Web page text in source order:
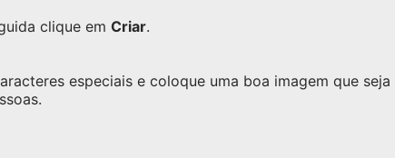
clique em Criar.
especiais e coloque uma boa imagem que seja